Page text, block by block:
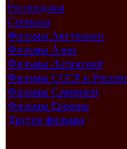
Распродажа
Сериалы
Фильмы Австралии
Фильмы Азии
Фильмы Латинской
Америки
Фильмы СССР и России
Фильмы Северной
Америки
Фильмы Европы
Другие фильмы